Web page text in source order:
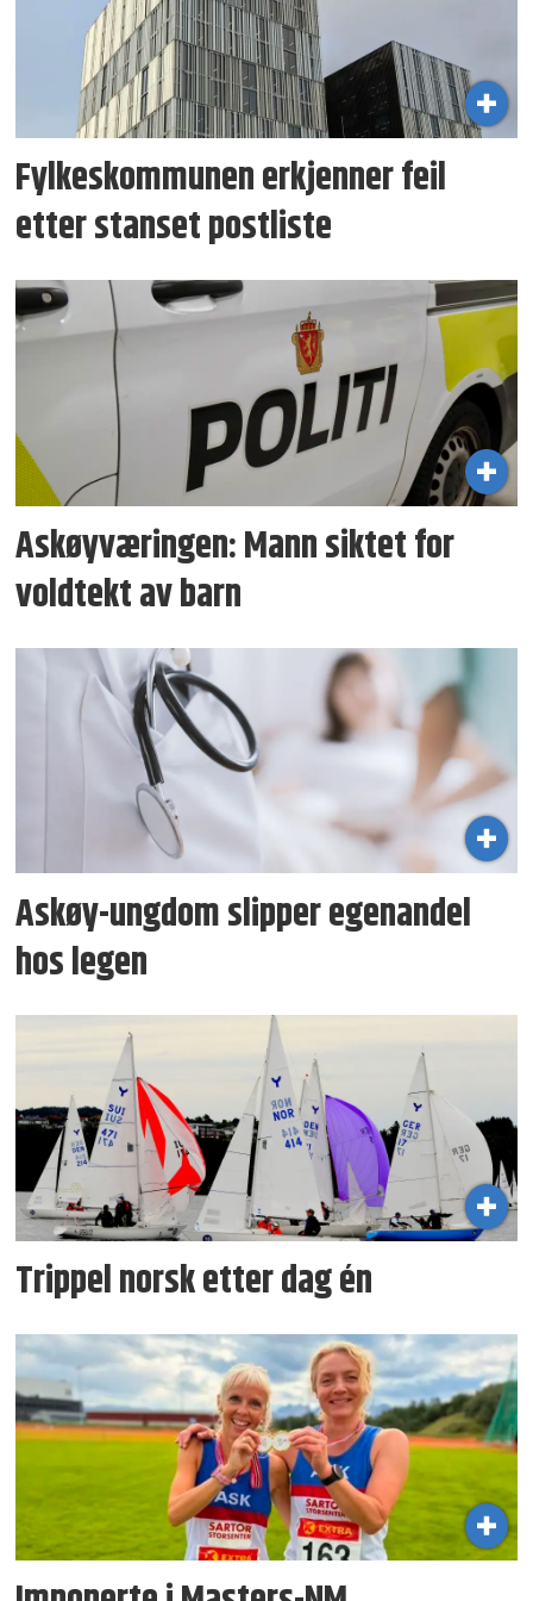
Fylkeskommunen erkjenner feil
etter stanset postliste
Askøyværingen: Mann siktet for
voldtekt av barn
Askøy-ungdom slipper egenandel
hos legen
Trippel norsk etter dag én